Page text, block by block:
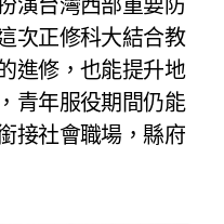
次正修科大結合教
進修，也能提升地
青年服役期間仍能
接社會職場，縣府